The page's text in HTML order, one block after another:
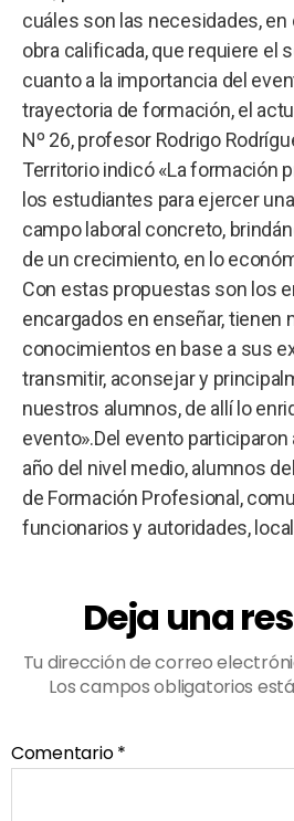
cuáles son las necesidades, en
obra calificada, que requiere el
cuanto a la importancia del
trayectoria de formación, el
Nº 26, profesor Rodrigo
Territorio indicó «La formación
los estudiantes para ejercer
campo laboral concreto,
de un crecimiento, en lo
Con estas propuestas son los
encargados en enseñar, tienen
conocimientos en base a sus
transmitir, aconsejar y
nuestros alumnos, de allí lo
evento».Del evento
año del nivel medio, alumnos
de Formación Profesional,
funcionarios y autoridades,
Deja una
Tu dirección de correo
Los campos obligatorios
Comentario*